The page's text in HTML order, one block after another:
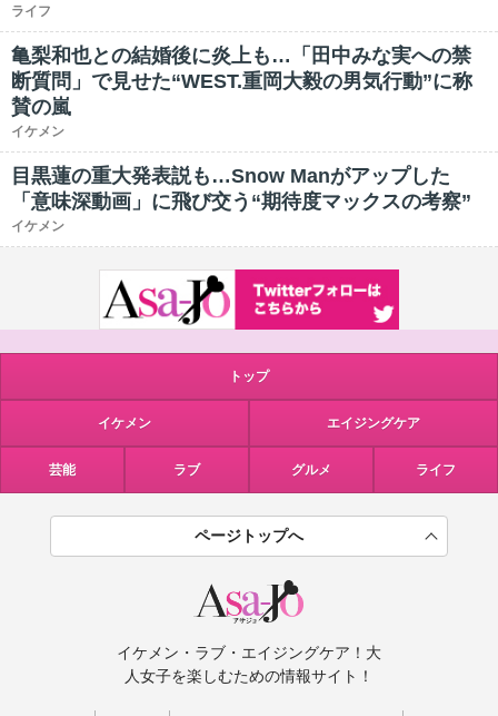
ライフ
亀梨和也との結婚後に炎上も…「田中みな実への禁
断質問」で見せた“WEST.重岡大毅の男気行動”に称
賛の嵐
イケメン
目黒蓮の重大発表説も…Snow Manがアップした
「意味深動画」に飛び交う“期待度マックスの考察”
イケメン
トップ
イケメン エイジングケア
芸能 ラブ グルメ ライフ
ページトップへ
イケメン・ラブ・エイジングケア！大
人女子を楽しむための情報サイト！